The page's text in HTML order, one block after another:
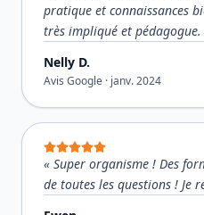
pratique et connaissances
très impliqué et pédagogue.
Nelly D.
Avis Google · janv. 2024
« Super organisme ! Des
de toutes les questions ! Je